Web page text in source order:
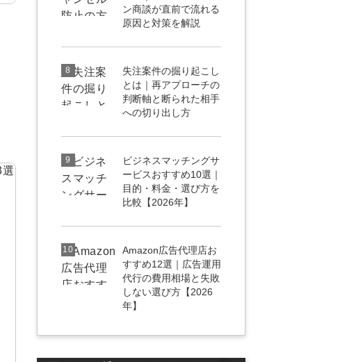
ン商談が直前で流れる
原因と対策を解説
8
失注案件の掘り起こし
とは｜再アプローチの
判断軸と断られた相手
への切り出し方
9
ビジネスマッチングサ
ービスおすすめ10選｜
目的・料金・選び方を
比較【2026年】
10
Amazon広告代理店お
すすめ12選｜広告運用
代行の費用相場と失敗
しない選び方【2026
年】